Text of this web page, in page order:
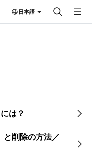
日本語
は？
と削除の方法／